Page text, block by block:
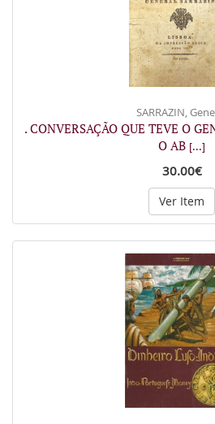
SARRAZIN,
. CONVERSAÇÃO QUE TEVE O
O AB [...]
30.00€
Ver Item